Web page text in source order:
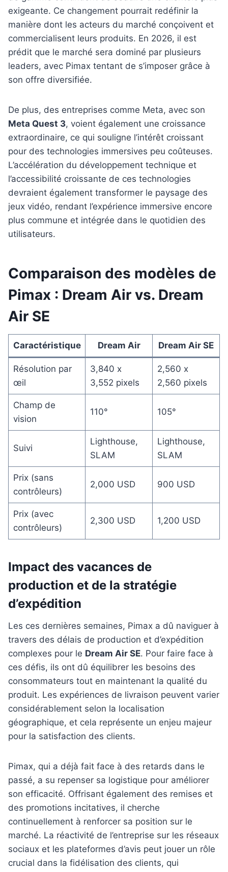
exigeante. Ce changement pourrait redéfinir la
manière dont les acteurs du marché conçoivent et
commercialisent leurs produits. En 2026, il est
prédit que le marché sera dominé par plusieurs
leaders, avec Pimax tentant de s’imposer grâce à
son offre diversifiée.
De plus, des entreprises comme Meta, avec son
Meta Quest 3, voient également une croissance
extraordinaire, ce qui souligne l’intérêt croissant
pour des technologies immersives peu coûteuses.
L’accélération du développement technique et
l’accessibilité croissante de ces technologies
devraient également transformer le paysage des
jeux vidéo, rendant l’expérience immersive encore
plus commune et intégrée dans le quotidien des
utilisateurs.
Comparaison des modèles de
Pimax : Dream Air vs. Dream
Air SE
Caractéristique Dream Air Dream Air SE
Résolution par
œil
3,840 x
3,552 pixels
2,560 x
2,560 pixels
Champ de
vision
110° 105°
Suivi
Lighthouse,
SLAM
Lighthouse,
SLAM
Prix (sans
contrôleurs)
2,000 USD 900 USD
Prix (avec
contrôleurs)
2,300 USD 1,200 USD
Impact des vacances de
production et de la stratégie
d’expédition
Les ces dernières semaines, Pimax a dû naviguer à
travers des délais de production et d’expédition
complexes pour le Dream Air SE. Pour faire face à
ces défis, ils ont dû équilibrer les besoins des
consommateurs tout en maintenant la qualité du
produit. Les expériences de livraison peuvent varier
considérablement selon la localisation
géographique, et cela représente un enjeu majeur
pour la satisfaction des clients.
Pimax, qui a déjà fait face à des retards dans le
passé, a su repenser sa logistique pour améliorer
son efficacité. Offrisant également des remises et
des promotions incitatives, il cherche
continuellement à renforcer sa position sur le
marché. La réactivité de l’entreprise sur les réseaux
sociaux et les plateformes d’avis peut jouer un rôle
crucial dans la fidélisation des clients, qui